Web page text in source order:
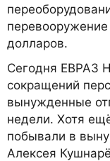
долларов.
Сегодня ЕВРАЗ
сокращений
вынужденные
недели. Хотя
побывали в
Алексея